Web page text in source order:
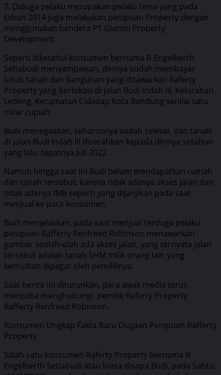
7. Diduga pelaku merupakan pelaku lama yang pada
tahun 2014 juga melakukan penipuan Property dengan
menggunakan bendera PT Gianini Property
Development.
Seperti diketahui konsumen bernama R Engelberth
Setiabudi menyampaikan, dirinya sudah membayar
lunas tanah dan bangunan yang ditawarkan Raferty
Property yang berlokasi di jalan Budi Indah III, Kelurahan
Ledeng, Kecamatan Cidadap Kota Bandung senilai satu
miiar rupiah.
Budi menegaskan, seharusnya sudah selesai, dan tanah
di jalan Budi Indah III diserahkan kepada dirinya setahun
yang lalu, tepatnya Juli 2022.
Namun hingga saat ini Budi belum mendapatkan rumah
dan tanah tersebut, karena tidak adanya akses jalan dan
tidak adanya IMB seperti yang dijanjikan pada saat
menjual ke para konsumen.
Budi menjelaskan, pada saat menjual terduga pelaku
penipuan Rafferty Renfreed Robinson menawarkan
gambar seolah-olah ada akses jalan, yang ternyata jalan
tersebut adalah tanah SHM milik orang lain yang
kemudian dipagar oleh pemiliknya.
Saat berita ini diturunkan, para awak media terus
mencoba menghubungi pemilik Raferty Property
Rafferty Renfreed Robinson.
Konsumen Ungkap Fakta Baru Dugaan Penipuan Rafferty
Property
Salah satu konsumen Raferty Property bernama R
Engelberth Setiabudi atau biasa disapa Budi, pada Sabtu,